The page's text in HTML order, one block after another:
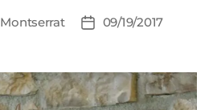
09/19/2017